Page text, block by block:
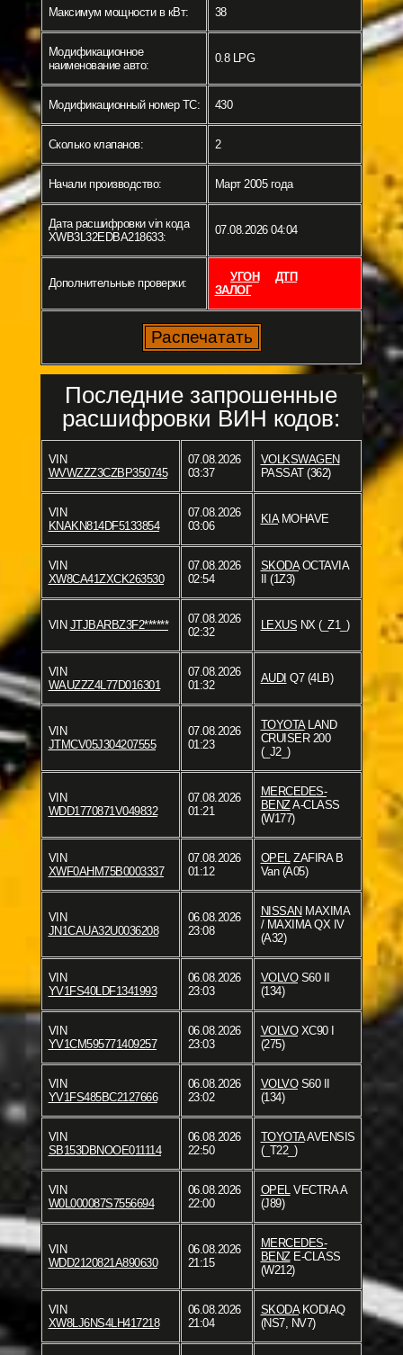
Максимум мощности в кВт: 38
Модификационное
наименование авто:
0.8 LPG
Модификационный номер ТС: 430
Сколько клапанов: 2
Начали производство: Март 2005 года
Дата расшифровки vin кода
XWB3L32EDBA218633:
07.08.2026 04:04
Дополнительные проверки: УГОН
ДТП
ЗАЛОГ
Последние запрошенные
расшифровки ВИН кодов:
VIN
WVWZZZ3CZBP350745
07.08.2026
03:37
VOLKSWAGEN
PASSAT (362)
VIN
KNAKN814DF5133854
07.08.2026
03:06
KIAMOHAVE
VIN
XW8CA41ZXCK263530
07.08.2026
02:54
SKODAOCTAVIA
II (1Z3)
VIN JTJBARBZ3F2******
07.08.2026
02:32
LEXUS NX (_Z1_)
VIN
WAUZZZ4L77D016301
07.08.2026
01:32
AUDI Q7 (4LB)
VIN
JTMCV05J304207555
07.08.2026
01:23
TOYOTALAND
CRUISER 200
(_J2_)
VIN
WDD1770871V049832
07.08.2026
01:21
MERCEDES-
BENZA-CLASS
(W177)
VIN
XWF0AHM75B0003337
07.08.2026
01:12
OPELZAFIRA B
Van (A05)
VIN
JN1CAUA32U0036208
06.08.2026
23:08
NISSAN MAXIMA
/ MAXIMA QX IV
(A32)
VIN
YV1FS40LDF1341993
06.08.2026
23:03
VOLVOS60 II
(134)
VIN
YV1CM595771409257
06.08.2026
23:03
VOLVOXC90 I
(275)
VIN
YV1FS485BC2127666
06.08.2026
23:02
VOLVOS60 II
(134)
VIN
SB153DBNOOE011114
06.08.2026
22:50
TOYOTAAVENSIS
(_T22_)
VIN
W0L000087S7556694
06.08.2026
22:00
OPELVECTRA A
(J89)
VIN
WDD2120821A890630
06.08.2026
21:15
MERCEDES-
BENZE-CLASS
(W212)
VIN
XW8LJ6NS4LH417218
06.08.2026
21:04
SKODAKODIAQ
(NS7, NV7)